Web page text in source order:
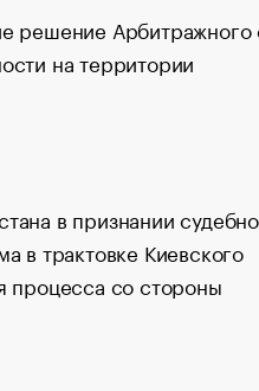
решение Арбитражного
на территории
в признании
в трактовке Киевского
процесса со стороны